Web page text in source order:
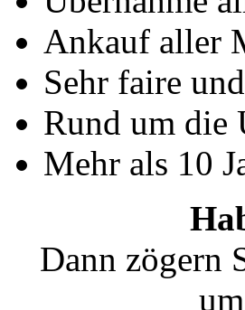
Ankauf aller
Sehr faire
Rund um die
Mehr als 10
Dann zögern